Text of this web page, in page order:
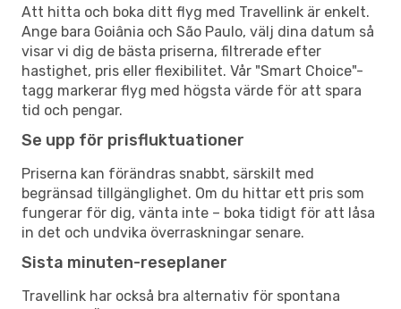
Att hitta och boka ditt flyg med Travellink är enkelt.
Ange bara Goiânia och São Paulo, välj dina datum så
visar vi dig de bästa priserna, filtrerade efter
hastighet, pris eller flexibilitet. Vår "Smart Choice"-
tagg markerar flyg med högsta värde för att spara
tid och pengar.
Se upp för prisfluktuationer
Priserna kan förändras snabbt, särskilt med
begränsad tillgänglighet. Om du hittar ett pris som
fungerar för dig, vänta inte – boka tidigt för att låsa
in det och undvika överraskningar senare.
Sista minuten-reseplaner
Travellink har också bra alternativ för spontana